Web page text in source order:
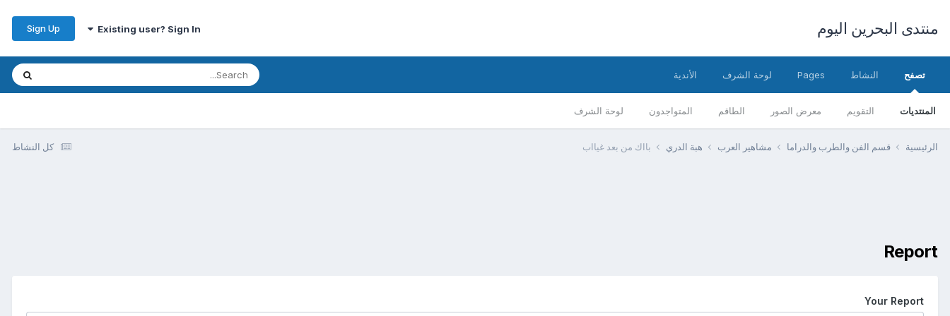
منتدى البحرين اليوم Existing user? Sign In
Sign Up
تصفح
المنتديات التقويم معرض الصور الطاقم المتواجدون لوحة الشرف
النشاط Pages لوحة الشرف الأندية
كل النشاط الرئيسية قسم الفن والطرب والدراما مشاهير العرب هبة الدري بااك من بعد غيااب
Report
Your Report